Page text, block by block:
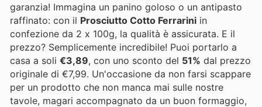
garanzia! Immagina un panino goloso o un antipasto
raffinato: con il Prosciutto Cotto Ferrarini in
confezione da 2 x 100g, la qualità è assicurata. E il
prezzo? Semplicemente incredibile! Puoi portarlo a
casa a soli €3,89, con uno sconto del 51% dal prezzo
originale di €7,99. Un'occasione da non farsi scappare
per un prodotto che non manca mai sulle nostre
tavole, magari accompagnato da un buon formaggio,